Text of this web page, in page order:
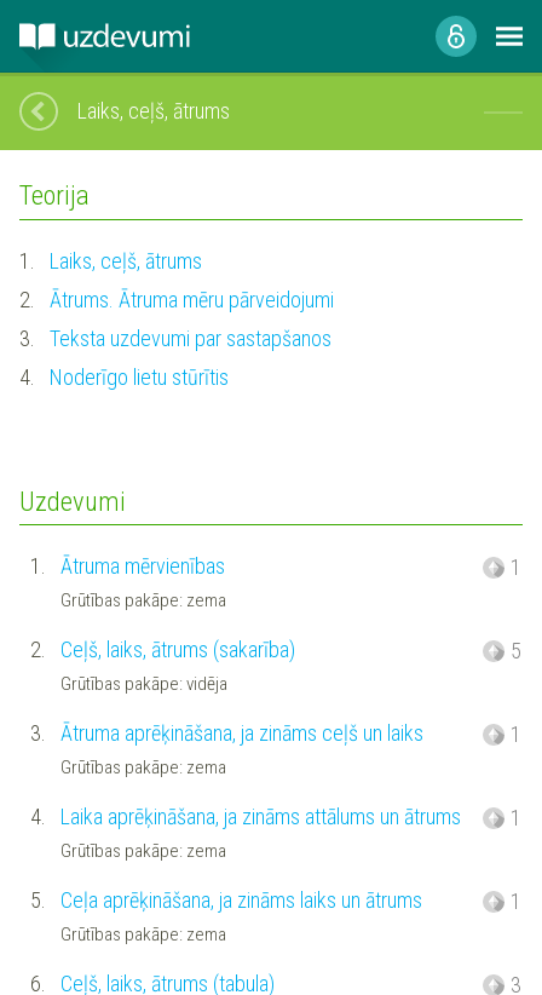
Laiks, ceļš, ātrums
Teorija
1.
Laiks, ceļš, ātrums
2.
Ātrums. Ātruma mēru pārveidojumi
3.
Teksta uzdevumi par sastapšanos
4.
Noderīgo lietu stūrītis
Uzdevumi
1. Ātruma mērvienības
Grūtības pakāpe: zema
1
2. Ceļš, laiks, ātrums (sakarība)
Grūtības pakāpe: vidēja
5
3. Ātruma aprēķināšana, ja zināms ceļš un laiks
Grūtības pakāpe: zema
1
4. Laika aprēķināšana, ja zināms attālums un ātrums
Grūtības pakāpe: zema
1
5. Ceļa aprēķināšana, ja zināms laiks un ātrums
Grūtības pakāpe: zema
1
6. Ceļš, laiks, ātrums (tabula) 3